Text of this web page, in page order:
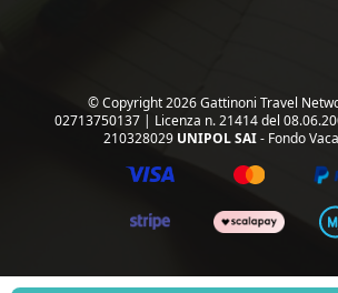
© Copyright 2026 Gattinoni Travel
02713750137 | Licenza n. 21414 del
210328029 UNIPOL SAI- Fondo